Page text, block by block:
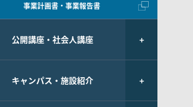
事業計画書・事業報告書
公開講座・社会人講座
キャンパス・施設紹介